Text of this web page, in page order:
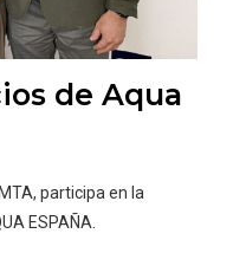
de Aqua
participa en la
ESPAÑA.